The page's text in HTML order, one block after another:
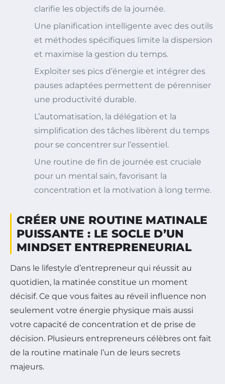
clarifie les objectifs de la journée.
Une planification intelligente avec des outils
et méthodes spécifiques limite la dispersion
et maximise la gestion du temps.
Exploiter ses pics d’énergie et intégrer des
pauses adaptées permettent de pérenniser
une productivité durable.
L’automatisation, la délégation et la
simplification des tâches libèrent du temps
pour se concentrer sur l’essentiel.
Une routine de fin de journée est cruciale
pour un mental sain, favorisant la
concentration et la motivation à long terme.
CRÉER UNE ROUTINE MATINALE
PUISSANTE : LE SOCLE D’UN
MINDSET ENTREPRENEURIAL
Dans le lifestyle d’entrepreneur qui réussit au
quotidien, la matinée constitue un moment
décisif. Ce que vous faites au réveil influence non
seulement votre énergie physique mais aussi
votre capacité de concentration et de prise de
décision. Plusieurs entrepreneurs célèbres ont fait
de la routine matinale l’un de leurs secrets
majeurs.